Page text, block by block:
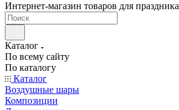
Интернет-магазин товаров для праздника
Каталог
По всему сайту
По каталогу
Каталог
Воздушные шары
Композиции